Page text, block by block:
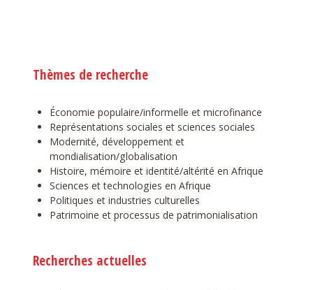
Thèmes de recherche
Économie populaire/informelle et microfinance
Représentations sociales et sciences sociales
Modernité, développement et
mondialisation/globalisation
Histoire, mémoire et identité/altérité en Afrique
Sciences et technologies en Afrique
Politiques et industries culturelles
Patrimoine et processus de patrimonialisation
Recherches actuelles